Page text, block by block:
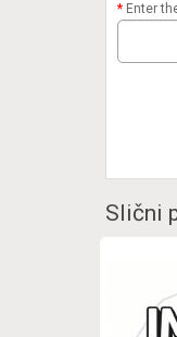
Enter
Slični